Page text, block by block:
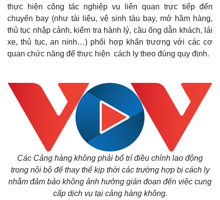
thực hiện công tác nghiệp vụ liên quan trực tiếp đến
chuyến bay (như tài liệu, vệ sinh tàu bay, mở hầm hàng,
thủ tục nhập cảnh, kiểm tra hành lý, cầu ống dẫn khách, lái
xe, thủ tục, an ninh…) phối hợp khẩn trương với các cơ
quan chức năng để thực hiện cách ly theo đúng quy định.
Các Cảng hàng không phải bố trí điều chỉnh lao động
trong nội bộ để thay thế kịp thời các trường hợp bị cách ly
nhằm đảm bảo không ảnh hưởng gián đoạn đến việc cung
cấp dịch vụ tại cảng hàng không.